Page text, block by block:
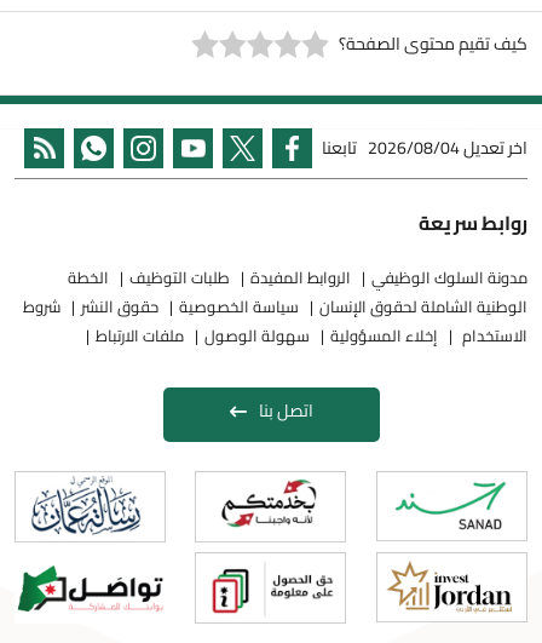
كيف تقيم محتوى الصفحة؟
اخر تعديل2026/08/04 تابعنا
روابط سريعة
مدونة السلوك الوظيفي الروابط المفيدة طلبات التوظيف
الخطة
الوطنية الشاملة لحقوق الإنسان
سياسة الخصوصية حقوق النشر
شروط
الاستخدام
إخلاء المسؤولية سهولة الوصول ملفات الارتباط
اتصل بنا